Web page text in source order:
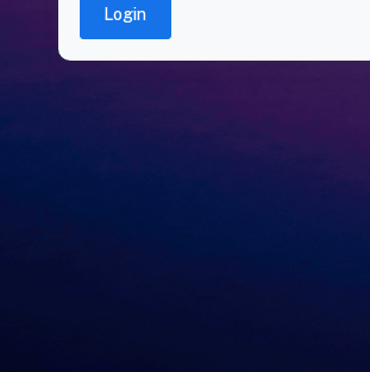
Login